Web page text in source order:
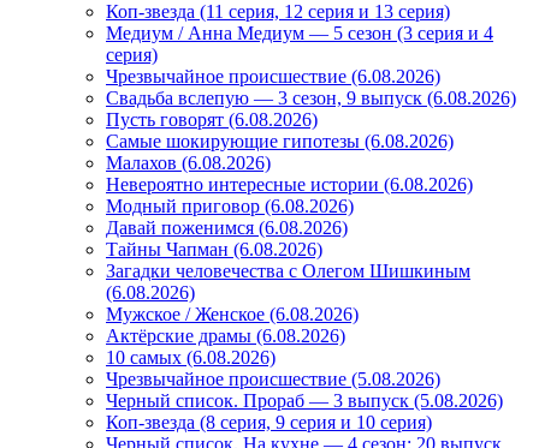
Коп-звезда (11 серия, 12 серия и 13 серия)
Медиум / Анна Медиум — 5 сезон (3 серия и 4
серия)
Чрезвычайное происшествие (6.08.2026)
Свадьба вслепую — 3 сезон, 9 выпуск (6.08.2026)
Пусть говорят (6.08.2026)
Самые шокирующие гипотезы (6.08.2026)
Малахов (6.08.2026)
Невероятно интересные истории (6.08.2026)
Модный приговор (6.08.2026)
Давай поженимся (6.08.2026)
Тайны Чапман (6.08.2026)
Загадки человечества с Олегом Шишкиным
(6.08.2026)
Мужское / Женское (6.08.2026)
Актёрские драмы (6.08.2026)
10 самых (6.08.2026)
Чрезвычайное происшествие (5.08.2026)
Черный список. Прораб — 3 выпуск (5.08.2026)
Коп-звезда (8 серия, 9 серия и 10 серия)